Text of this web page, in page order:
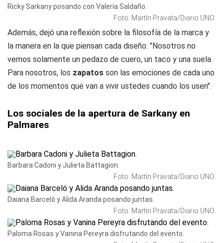
Ricky Sarkany posando con Valeria Saldaño.
Foto: Martín Pravata/Diario UNO.
Además, dejó una reflexión sobre la filosofía de la marca y
la manera en la que piensan cada diseño: "Nosotros no
vemos solamente un pedazo de cuero, un taco y una suela.
Para nosotros, los zapatos son las emociones de cada uno
de los momentos que van a vivir ustedes cuando los usen".
Los sociales de la apertura de Sarkany en
Palmares
Barbara Cadoni y Julieta Battagion.
Foto: Martín Pravata/Diario UNO.
Daiana Barceló y Alida Aranda posando juntas.
Foto: Martín Pravata/Diario UNO.
Paloma Rosas y Vanina Pereyra disfrutando del evento.